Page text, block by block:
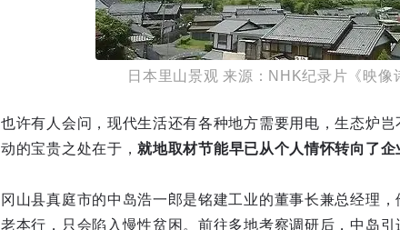
日本里山景观 来源：NHK纪录片《映像
也许有人会问，现代生活还有各种地方需要用电，生态炉
动的宝贵之处在于，就地取材节能早已从个人情怀转向了企
冈山县真庭市的中岛浩一郎是铭建工业的董事长兼总经理
老本行，只会陷入慢性贫困。前往多地考察调研后，中岛